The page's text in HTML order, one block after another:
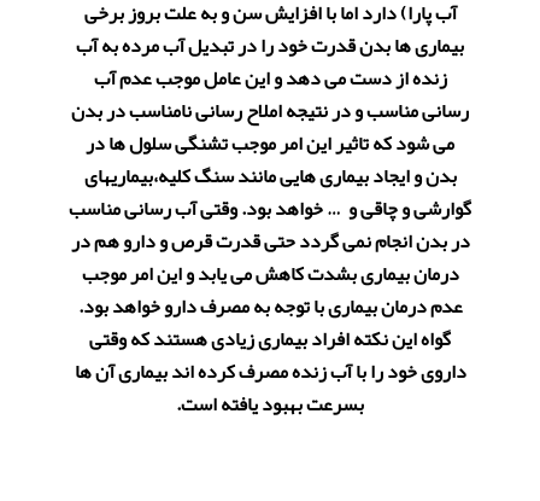
آب پارا) دارد اما با افزایش سن و به علت بروز برخی
بیماری ها بدن قدرت خود را در تبدیل آب مرده به آب
زنده از دست می دهد و این عامل موجب عدم آب
رسانی مناسب و در نتیجه املاح رسانی نامناسب در بدن
می شود که تاثیر این امر موجب تشنگی سلول ها در
بدن و ایجاد بیماری هایی مانند سنگ کلیه،بیماریهای
گوارشی و چاقی و … خواهد بود. وقتی آب رسانی مناسب
در بدن انجام نمی گردد حتی قدرت قرص و دارو هم در
درمان بیماری بشدت کاهش می یابد و این امر موجب
عدم درمان بیماری با توجه به مصرف دارو خواهد بود.
گواه این نکته افراد بیماری زیادی هستند که وقتی
داروی خود را با آب زنده مصرف کرده اند بیماری آن ها
بسرعت بهبود یافته است.